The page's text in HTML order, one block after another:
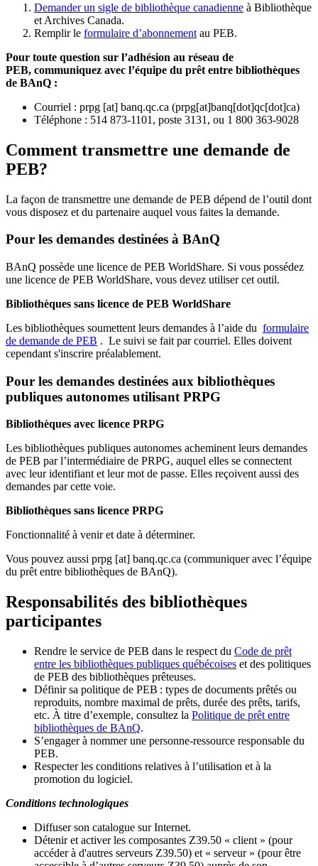
Demander un sigle de bibliothèque canadienne à Bibliothèque
et Archives Canada.
Remplir le formulaire d’abonnement au PEB.
Pour toute question sur l’adhésion au réseau de
PEB, communiquez avec l’équipe du prêt entre bibliothèques
de BAnQ :
Courriel : prpg [at] banq.qc.ca (prpg[at]banq[dot]qc[dot]ca)
Téléphone : 514 873-1101, poste 3131, ou 1 800 363-9028
Comment transmettre une demande de
PEB?
La façon de transmettre une demande de PEB dépend de l’outil dont
vous disposez et du partenaire auquel vous faites la demande.
Pour les demandes destinées à BAnQ
BAnQ possède une licence de PEB WorldShare. Si vous possédez
une licence de PEB WorldShare, vous devez utiliser cet outil.
Bibliothèques sans licence de PEB WorldShare
Les bibliothèques soumettent leurs demandes à l’aide du formulaire
de demande de PEB . Le suivi se fait par courriel. Elles doivent
cependant s'inscrire préalablement.
Pour les demandes destinées aux bibliothèques
publiques autonomes utilisant PRPG
Bibliothèques avec licence PRPG
Les bibliothèques publiques autonomes acheminent leurs demandes
de PEB par l’intermédiaire de PRPG, auquel elles se connectent
avec leur identifiant et leur mot de passe. Elles reçoivent aussi des
demandes par cette voie.
Bibliothèques sans licence PRPG
Fonctionnalité à venir et date à déterminer.
Vous pouvez aussi prpg [at] banq.qc.ca (communiquer avec l’équipe
du prêt entre bibliothèques de BAnQ).
Responsabilités des bibliothèques
participantes
Rendre le service de PEB dans le respect du Code de prêt
entre les bibliothèques publiques québécoises et des politiques
de PEB des bibliothèques prêteuses.
Définir sa politique de PEB : types de documents prêtés ou
reproduits, nombre maximal de prêts, durée des prêts, tarifs,
etc. À titre d’exemple, consultez la Politique de prêt entre
bibliothèques de BAnQ.
S’engager à nommer une personne-ressource responsable du
PEB.
Respecter les conditions relatives à l’utilisation et à la
promotion du logiciel.
Conditions technologiques
Diffuser son catalogue sur Internet.
Détenir et activer les composantes Z39.50 « client » (pour
accéder à d'autres serveurs Z39.50) et « serveur » (pour être